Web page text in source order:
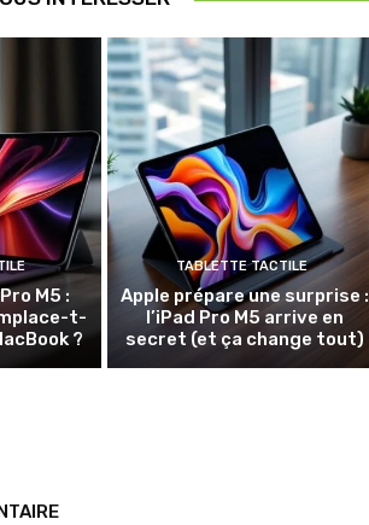
M5 :
t-
?
TABLETTE TACTILE
Apple prépare une surprise :
l’iPad Pro M5 arrive en
secret (et ça change tout)